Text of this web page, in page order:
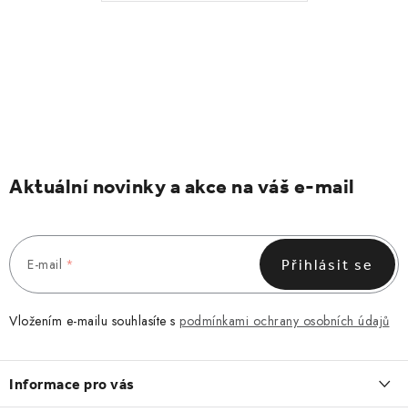
Aktuální novinky a akce na váš e-mail
E-mail
Vložením e-mailu souhlasíte s podmínkami ochrany osobních údajů
Přihlásit se
á
pInformace pro vás